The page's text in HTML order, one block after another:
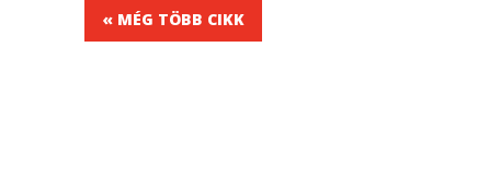
« MÉG TÖBB CIKK